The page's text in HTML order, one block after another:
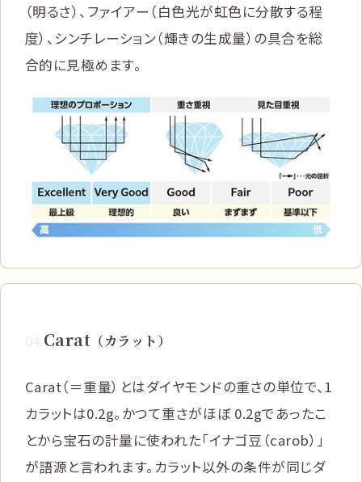
（明るさ）、ファイアー（白色光が虹色に分散する程
度）、シンチレーション（輝きの生成量）の具合を総
合的に見極めます。
Carat （カラット）
Carat（＝重量）とはダイヤモンドの重さの単位で、1
カラットは0.2g。かつて重さがほぼ 0.2gであったこ
とから宝石の計量に使われた「イナゴ豆（carob）」
が語源と言われます。カラット以外の条件が同じダ